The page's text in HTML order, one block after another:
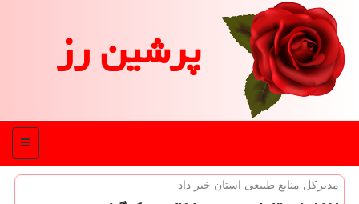
پرشین رز
منو
مدیركل منابع طبیعی استان خبر داد